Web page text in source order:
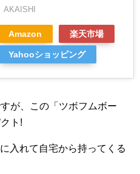
AKAISHI
Amazon 楽天市場
Yahooショッピング
が、この「ツボフムボー
ト!
入れて自宅から持ってくる